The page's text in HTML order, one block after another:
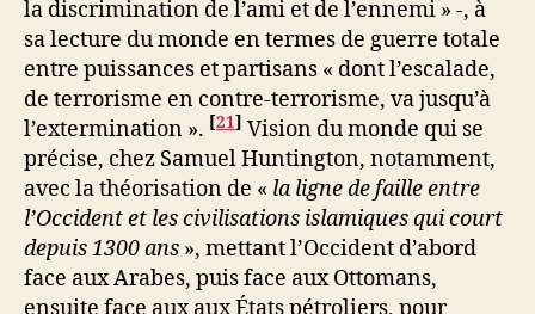
la discrimination de l’ami et de l’ennemi » -, à
sa lecture du monde en termes de guerre totale
entre puissances et partisans « dont l’escalade,
de terrorisme en contre-terrorisme, va jusqu’à
l’extermination ». [21] Vision du monde qui se
précise, chez Samuel Huntington, notamment,
avec la théorisation de « la ligne de faille entre
l’Occident et les civilisations islamiques qui court
depuis 1300 ans », mettant l’Occident d’abord
face aux Arabes, puis face aux Ottomans,
ensuite face aux aux États pétroliers, pour